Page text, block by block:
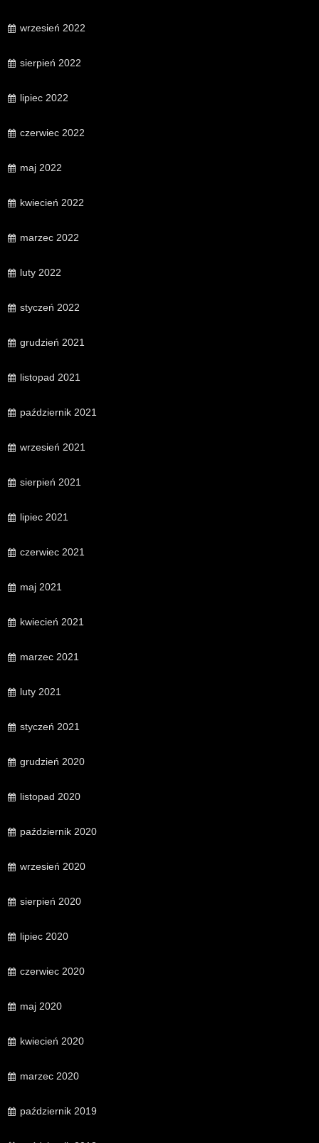
wrzesień 2022
sierpień 2022
lipiec 2022
czerwiec 2022
maj 2022
kwiecień 2022
marzec 2022
luty 2022
styczeń 2022
grudzień 2021
listopad 2021
październik 2021
wrzesień 2021
sierpień 2021
lipiec 2021
czerwiec 2021
maj 2021
kwiecień 2021
marzec 2021
luty 2021
styczeń 2021
grudzień 2020
listopad 2020
październik 2020
wrzesień 2020
sierpień 2020
lipiec 2020
czerwiec 2020
maj 2020
kwiecień 2020
marzec 2020
październik 2019